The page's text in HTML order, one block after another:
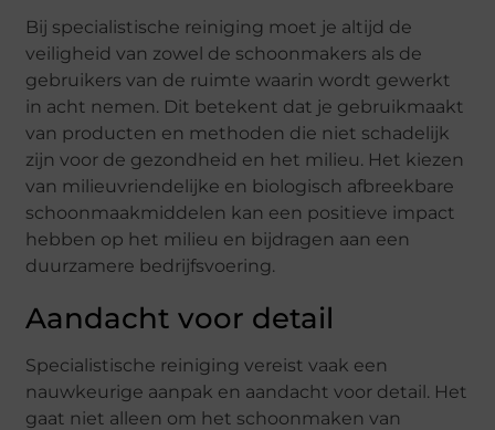
Bij specialistische reiniging moet je altijd de
veiligheid van zowel de schoonmakers als de
gebruikers van de ruimte waarin wordt gewerkt
in acht nemen. Dit betekent dat je gebruikmaakt
van producten en methoden die niet schadelijk
zijn voor de gezondheid en het milieu. Het kiezen
van milieuvriendelijke en biologisch afbreekbare
schoonmaakmiddelen kan een positieve impact
hebben op het milieu en bijdragen aan een
duurzamere bedrijfsvoering.
Aandacht voor detail
Specialistische reiniging vereist vaak een
nauwkeurige aanpak en aandacht voor detail. Het
gaat niet alleen om het schoonmaken van